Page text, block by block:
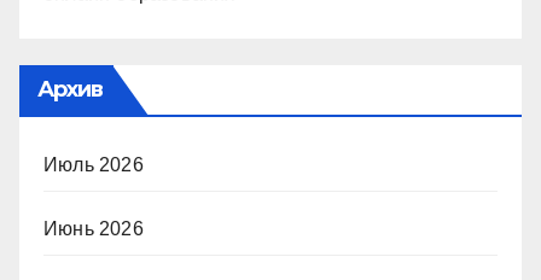
Архив
Июль 2026
Июнь 2026